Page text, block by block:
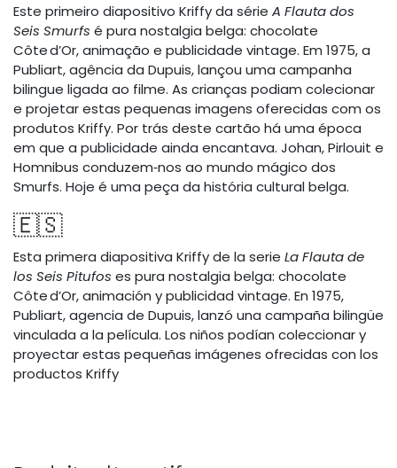
Este primeiro diapositivo Kriffy da série A Flauta dos
Seis Smurfs é pura nostalgia belga: chocolate
Côte d’Or, animação e publicidade vintage. Em 1975, a
Publiart, agência da Dupuis, lançou uma campanha
bilingue ligada ao filme. As crianças podiam colecionar
e projetar estas pequenas imagens oferecidas com os
produtos Kriffy. Por trás deste cartão há uma época
em que a publicidade ainda encantava. Johan, Pirlouit e
Homnibus conduzem‑nos ao mundo mágico dos
Smurfs. Hoje é uma peça da história cultural belga.
🇪🇸
Esta primera diapositiva Kriffy de la serie La Flauta de
los Seis Pitufos es pura nostalgia belga: chocolate
Côte d’Or, animación y publicidad vintage. En 1975,
Publiart, agencia de Dupuis, lanzó una campaña bilingüe
vinculada a la película. Los niños podían coleccionar y
proyectar estas pequeñas imágenes ofrecidas con los
productos Kriffy